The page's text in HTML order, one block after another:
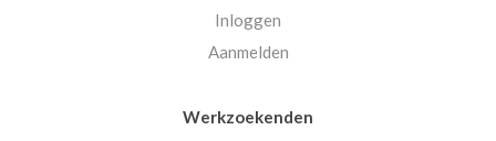
Inloggen
Aanmelden
Werkzoekenden